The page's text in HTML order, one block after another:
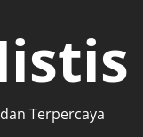
Terpercaya